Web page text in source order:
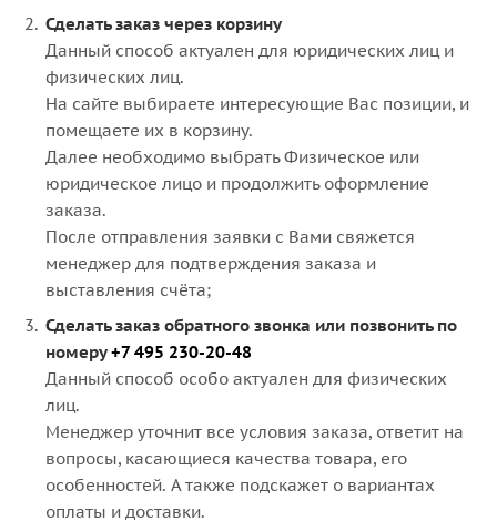
Сделать заказ через корзину
Данный способ актуален для юридических лиц и
физических лиц.
На сайте выбираете интересующие Вас позиции, и
помещаете их в корзину.
Далее необходимо выбрать Физическое или
юридическое лицо и продолжить оформление
заказа.
После отправления заявки с Вами свяжется
менеджер для подтверждения заказа и
выставления счёта;
Сделать заказ обратного звонка или позвонить по
номеру+7 495 230-20-48
Данный способ особо актуален для физических
лиц.
Менеджер уточнит все условия заказа, ответит на
вопросы, касающиеся качества товара, его
особенностей. А также подскажет о вариантах
оплаты и доставки.